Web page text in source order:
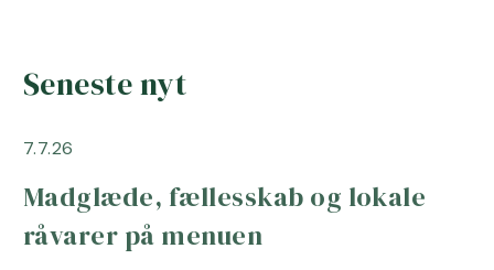
Seneste nyt
7.7.26
Madglæde, fællesskab og lokale
råvarer på menuen